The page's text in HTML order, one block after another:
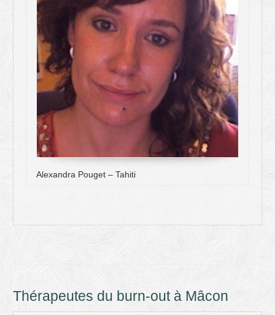
Alexandra Pouget – Tahiti
Thérapeutes du burn-out à Mâcon